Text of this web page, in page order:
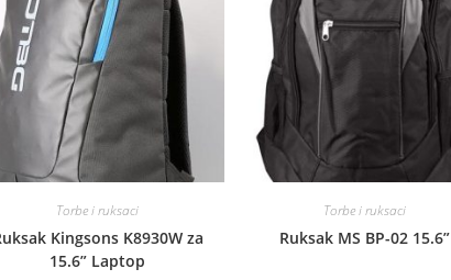
Torbe i ruksaci
Kingsons K8930W za
15.6” Laptop
Torbe i ruksaci
Ruksak MS BP-02 15.6”